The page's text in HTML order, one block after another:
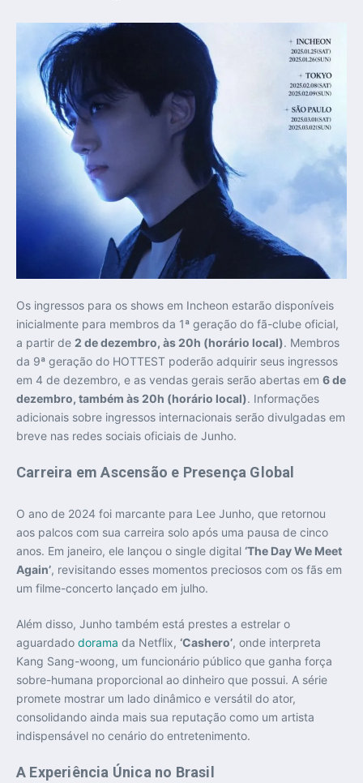
Os ingressos para os shows em Incheon estarão disponíveis
inicialmente para membros da 1ª geração do fã-clube oficial,
a partir de 2 de dezembro, às 20h (horário local). Membros
da 9ª geração do HOTTEST poderão adquirir seus ingressos
em 4 de dezembro, e as vendas gerais serão abertas em 6 de
dezembro, também às 20h (horário local). Informações
adicionais sobre ingressos internacionais serão divulgadas em
breve nas redes sociais oficiais de Junho.
Carreira em Ascensão e Presença Global
O ano de 2024 foi marcante para Lee Junho, que retornou
aos palcos com sua carreira solo após uma pausa de cinco
anos. Em janeiro, ele lançou o single digital ‘The Day We Meet
Again’, revisitando esses momentos preciosos com os fãs em
um filme-concerto lançado em julho.
Além disso, Junho também está prestes a estrelar o
aguardado dorama da Netflix, ‘Cashero’, onde interpreta
Kang Sang-woong, um funcionário público que ganha força
sobre-humana proporcional ao dinheiro que possui. A série
promete mostrar um lado dinâmico e versátil do ator,
consolidando ainda mais sua reputação como um artista
indispensável no cenário do entretenimento.
A Experiência Única no Brasil